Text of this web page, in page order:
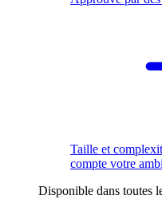
Taille et
compte votre
Disponible dans toutes